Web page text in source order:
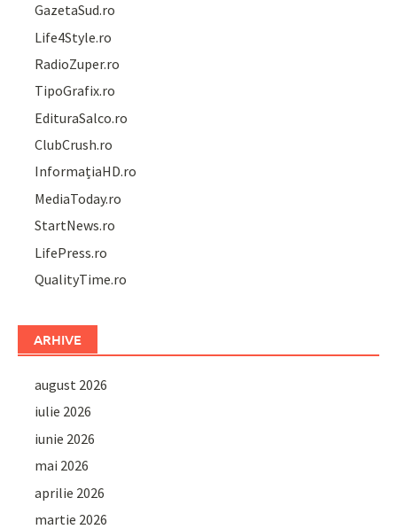
GazetaSud.ro
Life4Style.ro
RadioZuper.ro
TipoGrafix.ro
EdituraSalco.ro
ClubCrush.ro
InformațiaHD.ro
MediaToday.ro
StartNews.ro
LifePress.ro
QualityTime.ro
ARHIVE
august 2026
iulie 2026
iunie 2026
mai 2026
aprilie 2026
martie 2026